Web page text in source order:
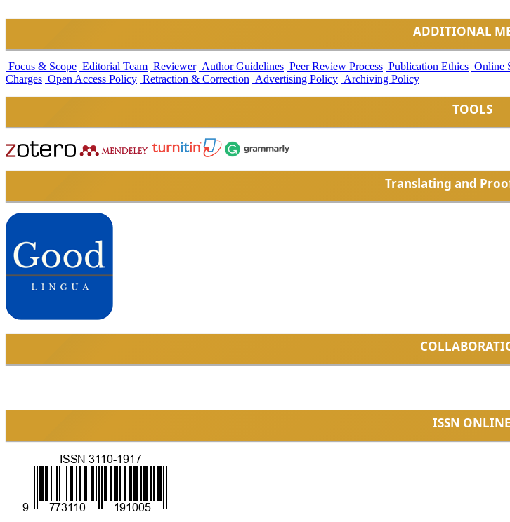
ADDITIONAL
Focus & Scope Editorial Team Reviewer Author Guidelines Peer Review Process Publication Ethics Online
Charges Open Access Policy Retraction & Correction Advertising Policy Archiving Policy
TOOLS
Translating and
ISSN ONLINE